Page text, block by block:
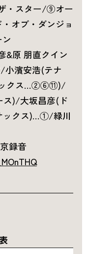
・スター/⑨オー
オブ・ダンジョ
&原 朋直クイン
小濱安浩(テナ
ックス…②⑥⑪)/
ス)/大坂昌彦(ド
ックス)…①/緑川
録音